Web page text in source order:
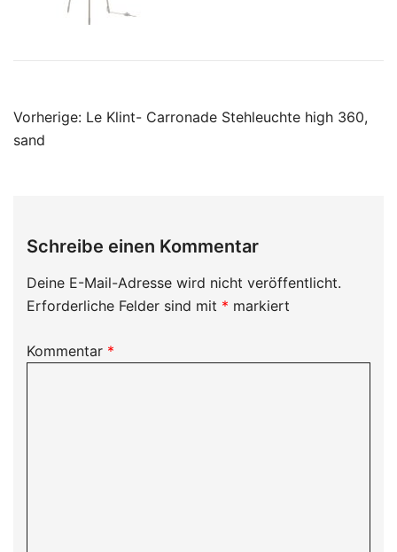
Beitragsnavigation
Vorherige: Le Klint- Carronade Stehleuchte high 360,
sand
Schreibe einen Kommentar
Deine E-Mail-Adresse wird nicht veröffentlicht.
Erforderliche Felder sind mit * markiert
Kommentar *